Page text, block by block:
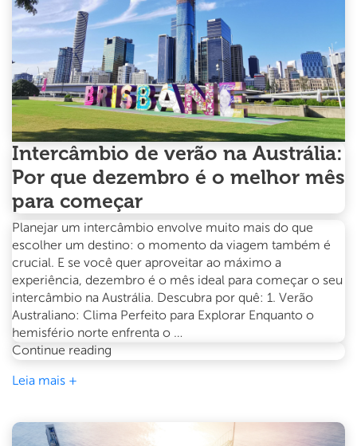
Intercâmbio de verão na Austrália:
Por que dezembro é o melhor mês
para começar
Planejar um intercâmbio envolve muito mais do que
escolher um destino: o momento da viagem também é
crucial. E se você quer aproveitar ao máximo a
experiência, dezembro é o mês ideal para começar o seu
intercâmbio na Austrália. Descubra por quê: 1. Verão
Australiano: Clima Perfeito para Explorar Enquanto o
hemisfério norte enfrenta o …
Continue reading
Austrália:
Leia mais +